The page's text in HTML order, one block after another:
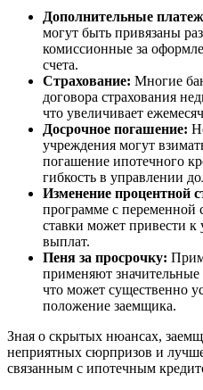
Дополнительные
могут быть привязаны
комиссионные за
счета.
Страхование: Многие
договора страхования
что увеличивает
Досрочное погашение:
учреждения могут
погашение ипотечного
гибкость в управлении
Изменение процентной
программе с переменной
ставки может привести
выплат.
Пеня за просрочку:
применяют
что может существенно
положение заемщика.
Зная о скрытых нюансах,
неприятных сюрпризов и
связанным с ипотечным